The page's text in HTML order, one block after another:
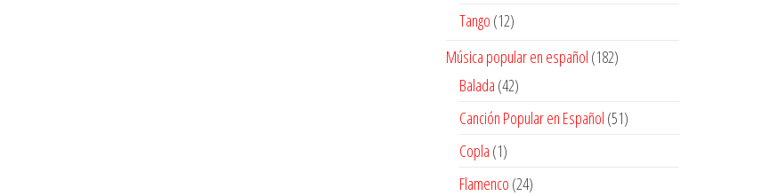
productos
Tango 1212
Música popular en español 182182
Balada 4242
productos
Canción Popular en Español 5151
Copla 11
producto
Flamenco 2424